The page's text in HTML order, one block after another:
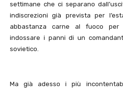
settimane che ci separano
indiscrezioni già prevista per
abbastanza carne al fuoco
indossare i panni di un
sovietico.
Ma già adesso i più